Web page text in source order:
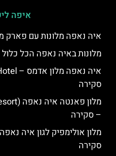
איפה
איה נאפה מלונות עם פארק
מלונות באיה נאפה הכל כלול
סקירה
– סקירה
סקירה